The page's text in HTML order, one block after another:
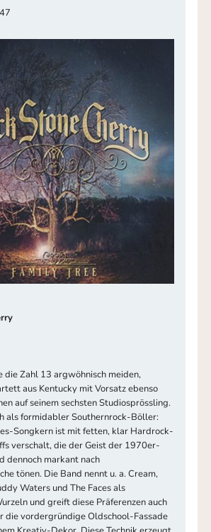
die Zahl 13 argwöhnisch meiden,
aus Kentucky mit Vorsatz ebenso
auf seinem sechsten Studiosprössling.
als formidabler Southernrock-Böller:
Songkern ist mit fetten, klar Hardrock-
verschalt, die der Geist der 1970er-
dennoch markant nach
tönen. Die Band nennt u. a. Cream,
Waters und The Faces als
und greift diese Präferenzen auch
die vordergründige Oldschool-Fassade